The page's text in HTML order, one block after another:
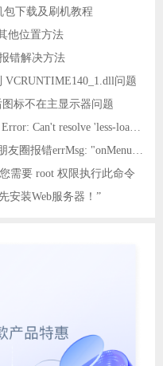
包下载及刷机教程
他位置方法
错解决方法
VCRUNTIME140_1.dll问题
标不在主显示器问题
解决Vue报错Module not found: Error: Can't resolve 'less-loader' in 'C:\Users\Hm\Desktop\vue\vue_shop'问题
需要 root 权限执行此命令
安装Web服务器！”